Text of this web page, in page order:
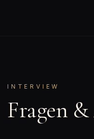
INTERVIEW
Fragen